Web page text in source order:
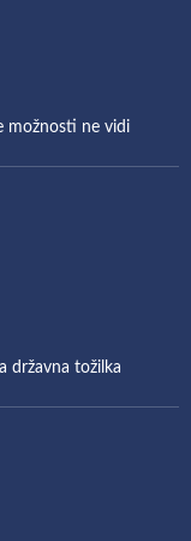
možnosti ne vidi
državna tožilka